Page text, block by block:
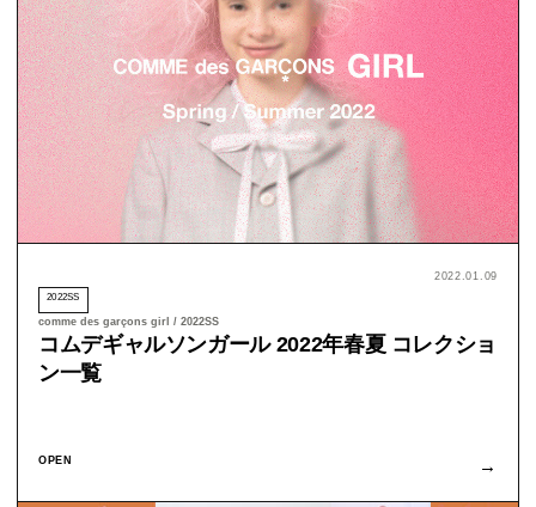
2022.01.09
2022SS
comme des garçons girl / 2022SS
コムデギャルソンガール 2022年春夏 コレクショ
ン一覧
OPEN →